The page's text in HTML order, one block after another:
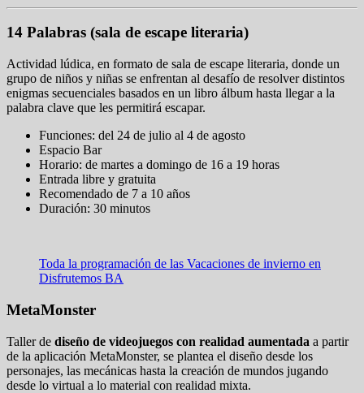
14 Palabras (sala de escape literaria)
Actividad lúdica, en formato de sala de escape literaria, donde un
grupo de niños y niñas se enfrentan al desafío de resolver distintos
enigmas secuenciales basados en un libro álbum hasta llegar a la
palabra clave que les permitirá escapar.
Funciones: del 24 de julio al 4 de agosto
Espacio Bar
Horario: de martes a domingo de 16 a 19 horas
Entrada libre y gratuita
Recomendado de 7 a 10 años
Duración: 30 minutos
Toda la programación de las Vacaciones de invierno en
Disfrutemos BA
MetaMonster
Taller de diseño de videojuegos con realidad aumentada a partir
de la aplicación MetaMonster, se plantea el diseño desde los
personajes, las mecánicas hasta la creación de mundos jugando
desde lo virtual a lo material con realidad mixta.